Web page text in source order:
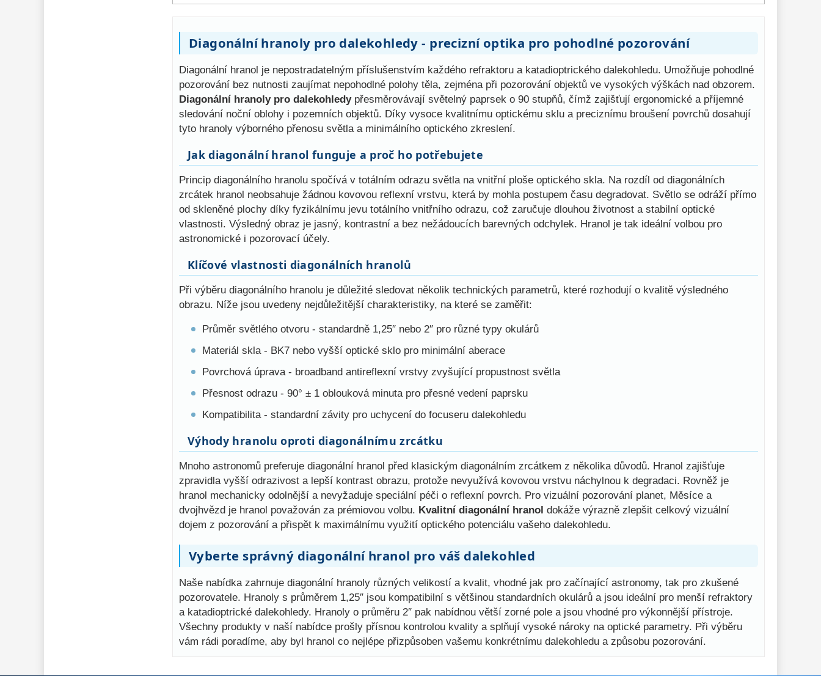
Diagonální hranoly pro dalekohledy - precizní optika pro pohodlné pozorování
Diagonální hranol je nepostradatelným příslušenstvím každého refraktoru a katadioptrického dalekohledu. Umožňuje pohodlné
pozorování bez nutnosti zaujímat nepohodlné polohy těla, zejména při pozorování objektů ve vysokých výškách nad obzorem.
Diagonální hranoly pro dalekohledypřesměrovávají světelný paprsek o 90 stupňů, čímž zajišťují ergonomické a příjemné
sledování noční oblohy i pozemních objektů. Díky vysoce kvalitnímu optickému sklu a preciznímu broušení povrchů dosahují
tyto hranoly výborného přenosu světla a minimálního optického zkreslení.
Jak diagonální hranol funguje a proč ho potřebujete
Princip diagonálního hranolu spočívá v totálním odrazu světla na vnitřní ploše optického skla. Na rozdíl od diagonálních
zrcátek hranol neobsahuje žádnou kovovou reflexní vrstvu, která by mohla postupem času degradovat. Světlo se odráží přímo
od skleněné plochy díky fyzikálnímu jevu totálního vnitřního odrazu, což zaručuje dlouhou životnost a stabilní optické
vlastnosti. Výsledný obraz je jasný, kontrastní a bez nežádoucích barevných odchylek. Hranol je tak ideální volbou pro
astronomické i pozorovací účely.
Klíčové vlastnosti diagonálních hranolů
Při výběru diagonálního hranolu je důležité sledovat několik technických parametrů, které rozhodují o kvalitě výsledného
obrazu. Níže jsou uvedeny nejdůležitější charakteristiky, na které se zaměřit:
Průměr světlého otvoru - standardně 1,25″ nebo 2″ pro různé typy okulárů
Materiál skla - BK7 nebo vyšší optické sklo pro minimální aberace
Povrchová úprava - broadband antireflexní vrstvy zvyšující propustnost světla
Přesnost odrazu - 90° ± 1 oblouková minuta pro přesné vedení paprsku
Kompatibilita - standardní závity pro uchycení do focuseru dalekohledu
Výhody hranolu oproti diagonálnímu zrcátku
Mnoho astronomů preferuje diagonální hranol před klasickým diagonálním zrcátkem z několika důvodů. Hranol zajišťuje
zpravidla vyšší odrazivost a lepší kontrast obrazu, protože nevyužívá kovovou vrstvu náchylnou k degradaci. Rovněž je
hranol mechanicky odolnější a nevyžaduje speciální péči o reflexní povrch. Pro vizuální pozorování planet, Měsíce a
dvojhvězd je hranol považován za prémiovou volbu. Kvalitní diagonální hranol dokáže výrazně zlepšit celkový vizuální
dojem z pozorování a přispět k maximálnímu využití optického potenciálu vašeho dalekohledu.
Vyberte správný diagonální hranol pro váš dalekohled
Naše nabídka zahrnuje diagonální hranoly různých velikostí a kvalit, vhodné jak pro začínající astronomy, tak pro zkušené
pozorovatele. Hranoly s průměrem 1,25″ jsou kompatibilní s většinou standardních okulárů a jsou ideální pro menší refraktory
a katadioptrické dalekohledy. Hranoly o průměru 2″ pak nabídnou větší zorné pole a jsou vhodné pro výkonnější přístroje.
Všechny produkty v naší nabídce prošly přísnou kontrolou kvality a splňují vysoké nároky na optické parametry. Při výběru
vám rádi poradíme, aby byl hranol co nejlépe přizpůsoben vašemu konkrétnímu dalekohledu a způsobu pozorování.